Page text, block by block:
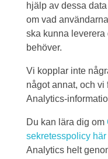
hjälp av dessa
om vad
ska kunna leverera
behöver.
Vi kopplar inte
något annat, och
Analytics-
Du kan lära dig om
sekretesspolicy här
Analytics helt